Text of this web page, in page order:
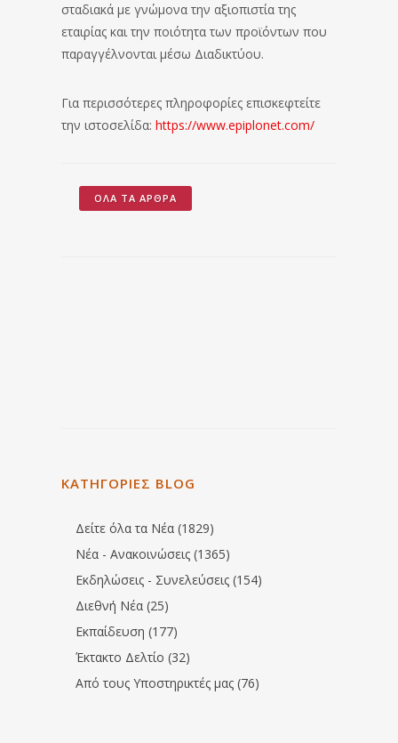
σταδιακά με γνώμονα την αξιοπιστία της
εταιρίας και την ποιότητα των προϊόντων που
παραγγέλνονται μέσω Διαδικτύου.
Για περισσότερες πληροφορίες επισκεφτείτε
την ιστοσελίδα: https://www.epiplonet.com/
ΌΛΑ ΤΑ ΆΡΘΡΑ
ΚΑΤΗΓΟΡΙΕΣ BLOG
Δείτε όλα τα Νέα (1829)
Νέα - Ανακοινώσεις (1365)
Εκδηλώσεις - Συνελεύσεις (154)
Διεθνή Νέα (25)
Εκπαίδευση (177)
Έκτακτο Δελτίο (32)
Από τους Υποστηρικτές μας (76)